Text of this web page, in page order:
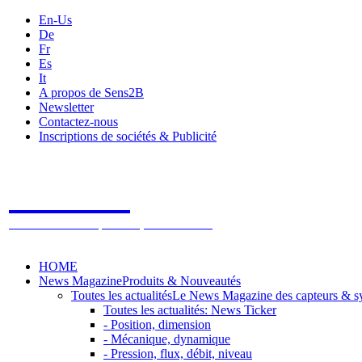
En-Us
De
Fr
Es
It
A propos de Sens2B
Newsletter
Contactez-nous
Inscriptions de sociétés & Publicité
HOME
News MagazineProduits & Nouveautés
Toutes les actualitésLe News Magazine des capteurs &
Toutes les actualités: News Ticker
- Position, dimension
- Mécanique, dynamique
- Pression, flux, débit, niveau